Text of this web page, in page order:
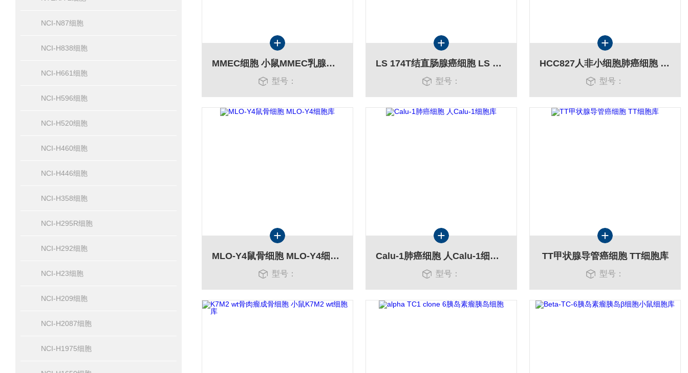
NCI-N87细胞
NCI-H838细胞
NCI-H661细胞
NCI-H596细胞
NCI-H520细胞
NCI-H460细胞
NCI-H446细胞
NCI-H358细胞
NCI-H295R细胞
NCI-H292细胞
NCI-H23细胞
NCI-H209细胞
NCI-H2087细胞
NCI-H1975细胞
MMEC细胞 小鼠MMEC乳腺上皮细胞
型号：
LS 174T结直肠腺癌细胞 LS 174T细胞株
型号：
HCC827人非小细胞肺癌细胞 HCC827细胞株
型号：
MLO-Y4鼠骨细胞 MLO-Y4细胞库
型号：
Calu-1肺癌细胞 人Calu-1细胞库
型号：
TT甲状腺导管癌细胞 TT细胞库
型号：